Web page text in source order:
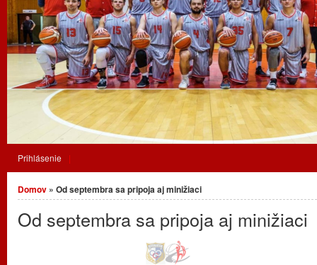
Prihlásenie
Nachádzate sa tu
Domov » Od septembra sa pripoja aj minižiaci
Od septembra sa pripoja aj minižiaci